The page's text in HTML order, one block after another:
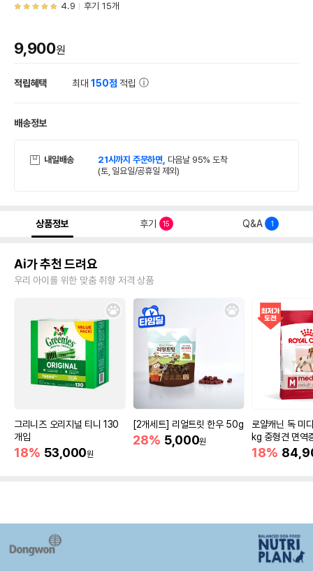
4.9 후기 15개
9,900원
적립혜택 최대150점 적립
배송정보
내일배송 21시까지 주문하면, 다음날 95% 도착
(토, 일요일/공휴일 제외)
상품정보 후기 15 Q&A 1
Ai가 추천 드려요
우리 아이를 위한 맞춤 취향 저격 상품
그리니즈 오리지널 티니 130
개입
18% 53,000원
[2개세트] 리얼트릿 한우 50g
28% 5,000원
로얄캐닌 독 미
kg 중형견 면역
18%